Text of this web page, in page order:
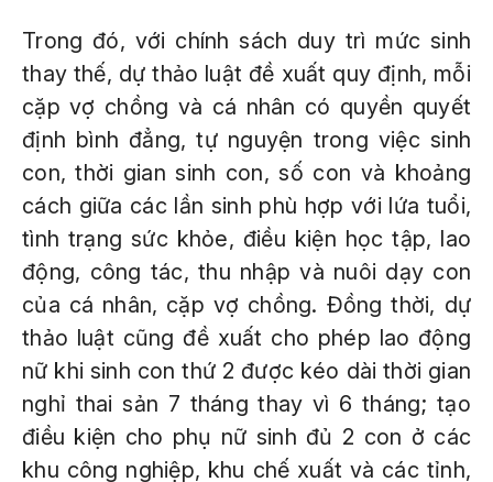
Trong đó, với chính sách duy trì mức sinh
thay thế, dự thảo luật đề xuất quy định, mỗi
cặp vợ chồng và cá nhân có quyền quyết
định bình đẳng, tự nguyện trong việc sinh
con, thời gian sinh con, số con và khoảng
cách giữa các lần sinh phù hợp với lứa tuổi,
tình trạng sức khỏe, điều kiện học tập, lao
động, công tác, thu nhập và nuôi dạy con
của cá nhân, cặp vợ chồng. Đồng thời, dự
thảo luật cũng đề xuất cho phép lao động
nữ khi sinh con thứ 2 được kéo dài thời gian
nghỉ thai sản 7 tháng thay vì 6 tháng; tạo
điều kiện cho phụ nữ sinh đủ 2 con ở các
khu công nghiệp, khu chế xuất và các tỉnh,